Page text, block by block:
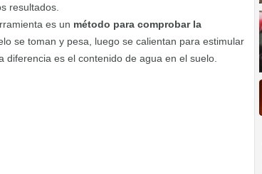
resultados.
es un método para comprobar la
se toman y pesa, luego se calientan para estimular
es el contenido de agua en el suelo.